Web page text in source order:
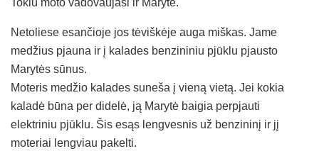
Netoliese esančioje jos tėviškėje auga miškas. Jame
medžius pjauna ir į kalades benzininiu pjūklu pjausto
Marytės sūnus.
Moteris medžio kalades suneša į vieną vietą. Jei kokia
kaladė būna per didelė, ją Marytė baigia perpjauti
elektriniu pjūklu. Šis esąs lengvesnis už benzininį ir jį
moteriai lengviau pakelti.